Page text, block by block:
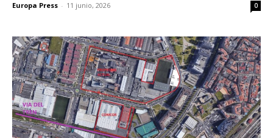
Europa Press - 11 junio, 2026 0